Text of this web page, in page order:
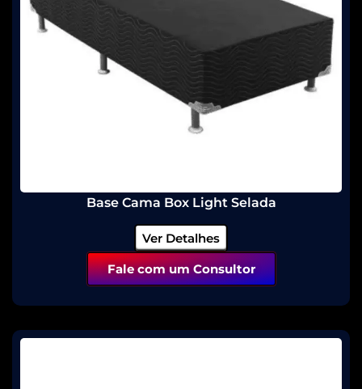
Base Cama Box Light Selada
Ver Detalhes
Fale com um Consultor